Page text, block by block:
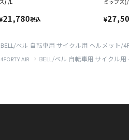
21,780税込 ¥
BELL/ベル 自転車用 サイクル用 ヘルメット/
4FORTY AIR BELL/ベル 自転車用 サイクル